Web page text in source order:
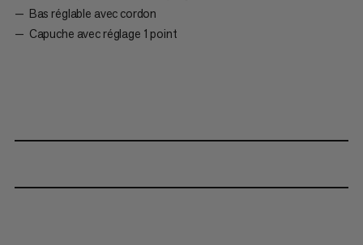
Bas réglable avec cordon
Capuche avec réglage 1 point